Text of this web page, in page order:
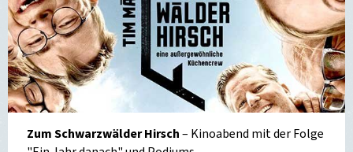
Zum Schwarzwälder Hirsch– Kinoabend mit der Folge